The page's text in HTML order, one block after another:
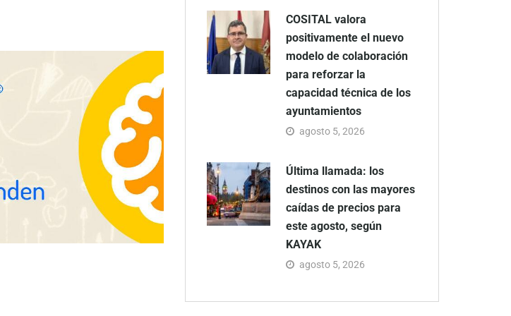
The Factory School explica por
qué aprender herramientas de IA
ya no es suficiente para los
COSITAL valora
positivamente el nuevo
modelo de colaboración
para reforzar la
capacidad técnica de los
ayuntamientos
agosto 5, 2026
Última llamada: los
destinos con las mayores
caídas de precios para
este agosto, según
KAYAK
agosto 5, 2026